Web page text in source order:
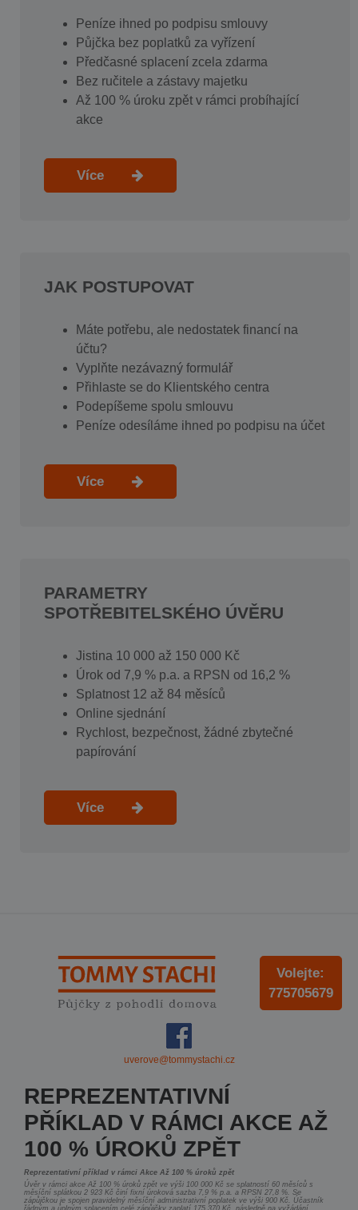
Peníze ihned po podpisu smlouvy
Půjčka bez poplatků za vyřízení
Předčasné splacení zcela zdarma
Bez ručitele a zástavy majetku
Až 100 % úroku zpět v rámci probíhající
akce
Více
JAK POSTUPOVAT
Máte potřebu, ale nedostatek financí na
účtu?
Vyplňte nezávazný formulář
Přihlaste se do Klientského centra
Podepíšeme spolu smlouvu
Peníze odesíláme ihned po podpisu na účet
Více
PARAMETRY
SPOTŘEBITELSKÉHO ÚVĚRU
Jistina 10 000 až 150 000 Kč
Úrok od 7,9 % p.a. a RPSN od 16,2 %
Splatnost 12 až 84 měsíců
Online sjednání
Rychlost, bezpečnost, žádné zbytečné
papírování
Více
Volejte:
775705679
uverove@tommystachi.cz
REPREZENTATIVNÍ
PŘÍKLAD V RÁMCI AKCE AŽ
100 % ÚROKŮ ZPĚT
Reprezentativní příklad v rámci Akce Až 100 % úroků zpět
Úvěr v rámci akce Až 100 % úroků zpět ve výši 100 000 Kč se splatností 60 měsíců s
měsíční splátkou 2 923 Kč činí fixní úroková sazba 7,9 % p.a. a RPSN 27,8 %. Se
zápůjčkou je spojen pravidelný měsíční administrativní poplatek ve výši 900 Kč. Účastník
řádným a úplným splacením celé zápůjčky zaplatí 175 370 Kč, následně na vyžádání